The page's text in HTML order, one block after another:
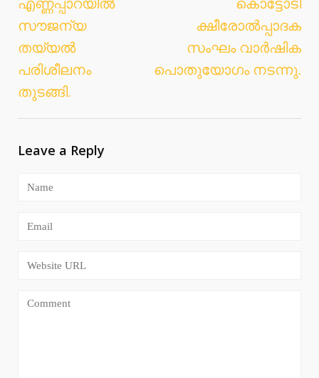
Post
navigation
എണ്ണപ്പാറയില്‍
സൗജന്യ
തയ്യല്‍
പരിശീലനം
തുടങ്ങി.
കൊട്ടോടി
ക്ഷീരോല്‍പ്പാദക
സംഘം വാര്‍ഷിക
പൊതുയോഗം നടന്നു.
Leave a Reply